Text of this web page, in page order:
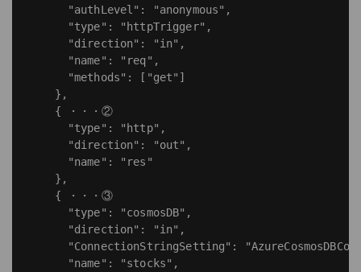
      "authLevel": "anonymous",
      "type": "httpTrigger",
      "direction": "in",
      "name": "req",
      "methods": ["get"]
    },
    { ・・・②
      "type": "http",
      "direction": "out",
      "name": "res"
    },
    { ・・・③
      "type": "cosmosDB",
      "direction": "in",
"ConnectionStringSetting":
      "name": "stocks",